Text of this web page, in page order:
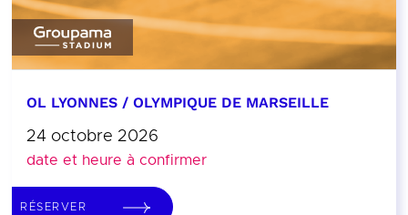
OL LYONNES / OLYMPIQUE DE MARSEILLE
24 octobre 2026
date et heure à confirmer
RÉSERVER